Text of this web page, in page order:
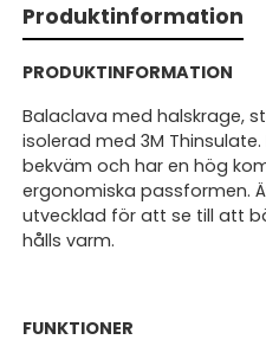
Produktinformation
PRODUKTINFORMATION
Balaclava med halskrage,
isolerad med 3M
bekväm och har en hög
ergonomiska passformen.
utvecklad för att se till att
hålls varm.
FUNKTIONER